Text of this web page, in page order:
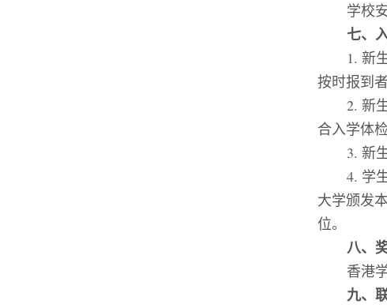
学校
七、
1. 新
按时报到
2. 新
合入学体
3. 新
4. 学
大学颁发
位。
八、
香港
九、